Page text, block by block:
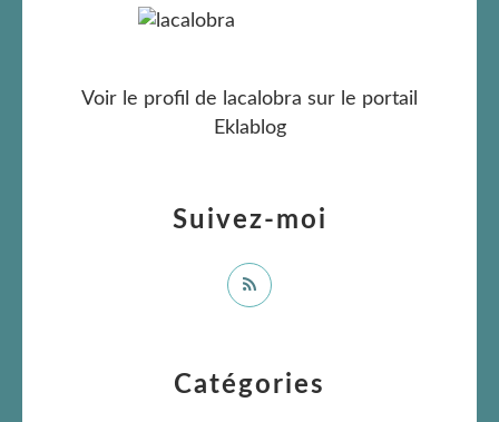
Catégories
Suivez-moi
Voir le profil de lacalobra sur le portail
Eklablog